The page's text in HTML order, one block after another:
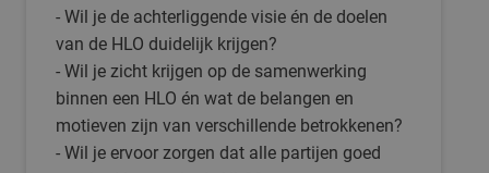
- Wil je de achterliggende visie én de doelen
van de HLO duidelijk krijgen?
- Wil je zicht krijgen op de samenwerking
binnen een HLO én wat de belangen en
motieven zijn van verschillende betrokkenen?
- Wil je ervoor zorgen dat alle partijen goed